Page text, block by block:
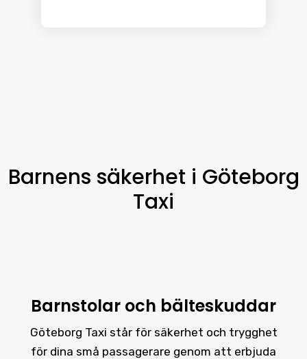
Barnens säkerhet i Göteborg
Taxi
Barnstolar och bälteskuddar
Göteborg Taxi står för säkerhet och trygghet
för dina små passagerare genom att erbjuda